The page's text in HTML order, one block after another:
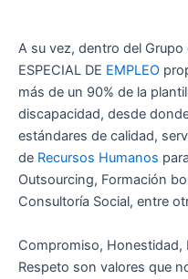
A su vez, dentro del
ESPECIAL DE EMPLEO
más de un 90% de la
discapacidad, desde
estándares de calidad,
de Recursos Humanos
Outsourcing, Formación
Consultoría Social, entre
Compromiso, Honestidad,
Respeto son valores que